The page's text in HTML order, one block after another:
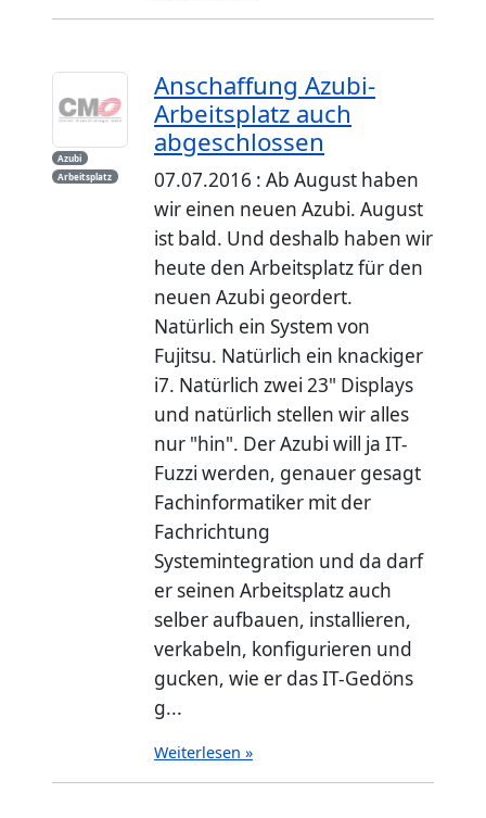
Azubi
Arbeitsplatz
Anschaffung Azubi-
Arbeitsplatz auch
abgeschlossen
07.07.2016 : Ab August haben
wir einen neuen Azubi. August
ist bald. Und deshalb haben wir
heute den Arbeitsplatz für den
neuen Azubi geordert.
Natürlich ein System von
Fujitsu. Natürlich ein knackiger
i7. Natürlich zwei 23" Displays
und natürlich stellen wir alles
nur "hin". Der Azubi will ja IT-
Fuzzi werden, genauer gesagt
Fachinformatiker mit der
Fachrichtung
Systemintegration und da darf
er seinen Arbeitsplatz auch
selber aufbauen, installieren,
verkabeln, konfigurieren und
gucken, wie er das IT-Gedöns
g...
Weiterlesen »